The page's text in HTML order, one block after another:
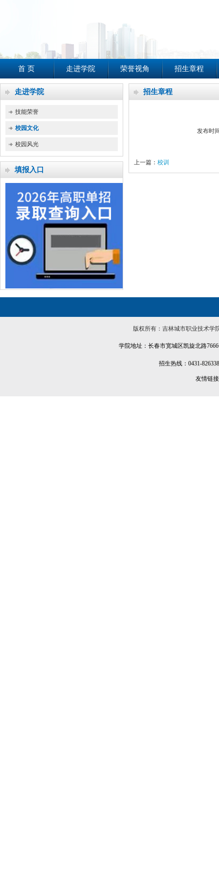
首 页 走进学院 荣誉视角 招生章程
走进学院
技能荣誉
校园文化
校园风光
填报入口
招生章程
发布时
上一篇： 校训
版权所有：吉林城市职业技术学
学院地址：长春市宽城区凯旋北路
招生热线：0431-
友情链